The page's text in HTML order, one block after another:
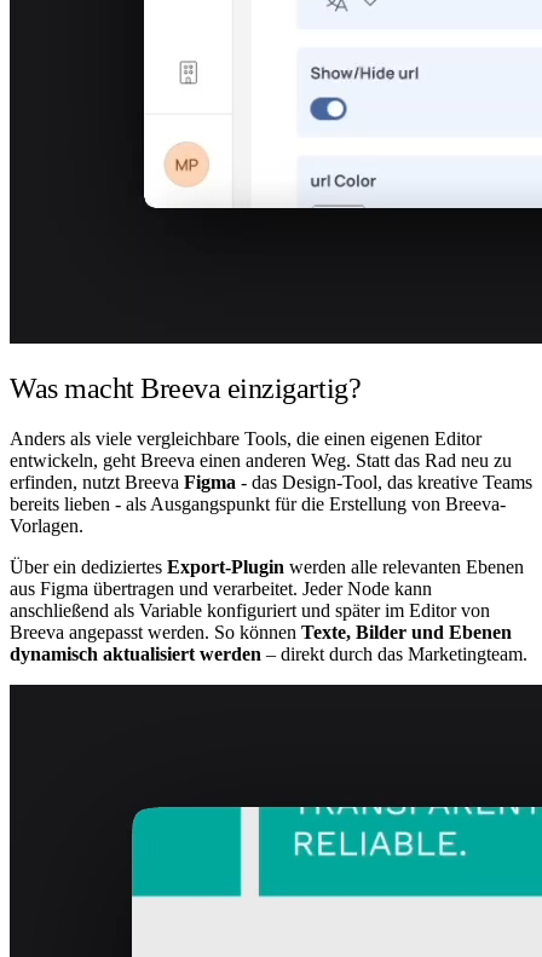
Was macht Breeva einzigartig?
Anders als viele vergleichbare Tools, die einen eigenen Editor
entwickeln, geht Breeva einen anderen Weg. Statt das Rad neu zu
erfinden, nutzt Breeva Figma - das Design-Tool, das kreative Teams
bereits lieben - als Ausgangspunkt für die Erstellung von Breeva-
Vorlagen.
Über ein dediziertes Export-Plugin werden alle relevanten Ebenen
aus Figma übertragen und verarbeitet. Jeder Node kann
anschließend als Variable konfiguriert und später im Editor von
Breeva angepasst werden. So können Texte, Bilder und Ebenen
dynamisch aktualisiert werden – direkt durch das Marketingteam.